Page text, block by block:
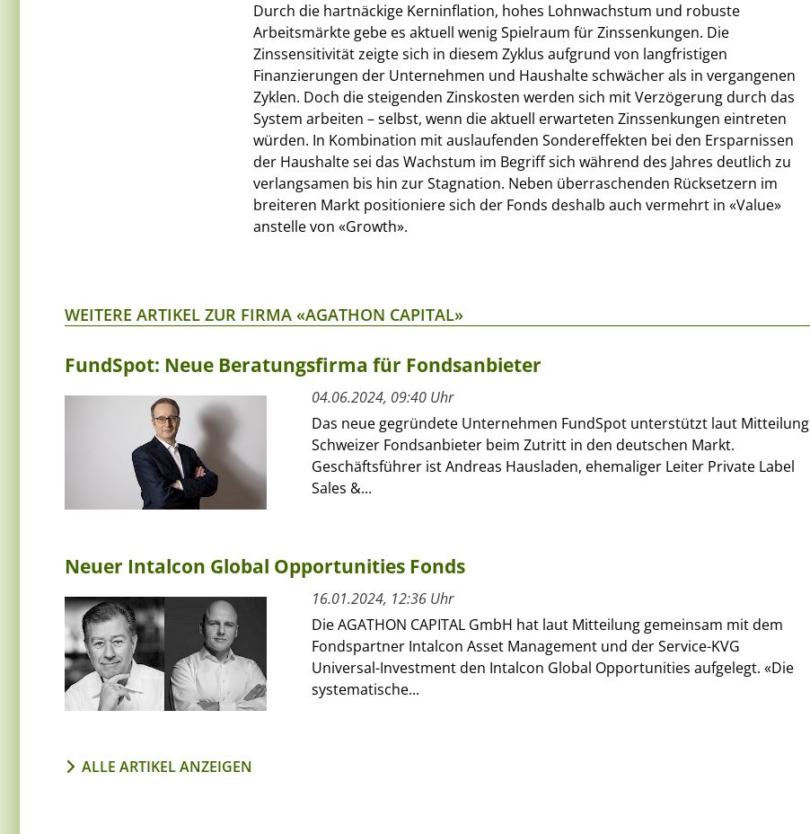
Durch die hartnäckige Kerninflation, hohes Lohnwachstum und robuste
Arbeitsmärkte gebe es aktuell wenig Spielraum für Zinssenkungen. Die
Zinssensitivität zeigte sich in diesem Zyklus aufgrund von langfristigen
Finanzierungen der Unternehmen und Haushalte schwächer als in vergangenen
Zyklen. Doch die steigenden Zinskosten werden sich mit Verzögerung durch das
System arbeiten – selbst, wenn die aktuell erwarteten Zinssenkungen eintreten
würden. In Kombination mit auslaufenden Sondereffekten bei den Ersparnissen
der Haushalte sei das Wachstum im Begriff sich während des Jahres deutlich zu
verlangsamen bis hin zur Stagnation. Neben überraschenden Rücksetzern im
breiteren Markt positioniere sich der Fonds deshalb auch vermehrt in «Value»
anstelle von «Growth».
WEITERE ARTIKEL ZUR FIRMA «AGATHON CAPITAL»
FundSpot: Neue Beratungsfirma für Fondsanbieter
04.06.2024, 09:40 Uhr
Das neue gegründete Unternehmen FundSpot unterstützt laut Mitteilung
Schweizer Fondsanbieter beim Zutritt in den deutschen Markt.
Geschäftsführer ist Andreas Hausladen, ehemaliger Leiter Private Label
Sales &...
Neuer Intalcon Global Opportunities Fonds
16.01.2024, 12:36 Uhr
Die AGATHON CAPITAL GmbH hat laut Mitteilung gemeinsam mit dem
Fondspartner Intalcon Asset Management und der Service-KVG
Universal-Investment den Intalcon Global Opportunities aufgelegt. «Die
systematische...
ALLE ARTIKEL ANZEIGEN